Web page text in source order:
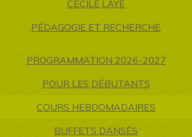
CÉCILE LAYE
PÉDAGOGIE ET RECHERCHE
PROGRAMMATION 2026-2027
POUR LES DÉBUTANTS
COURS HEBDOMADAIRES
BUFFETS DANSÉS